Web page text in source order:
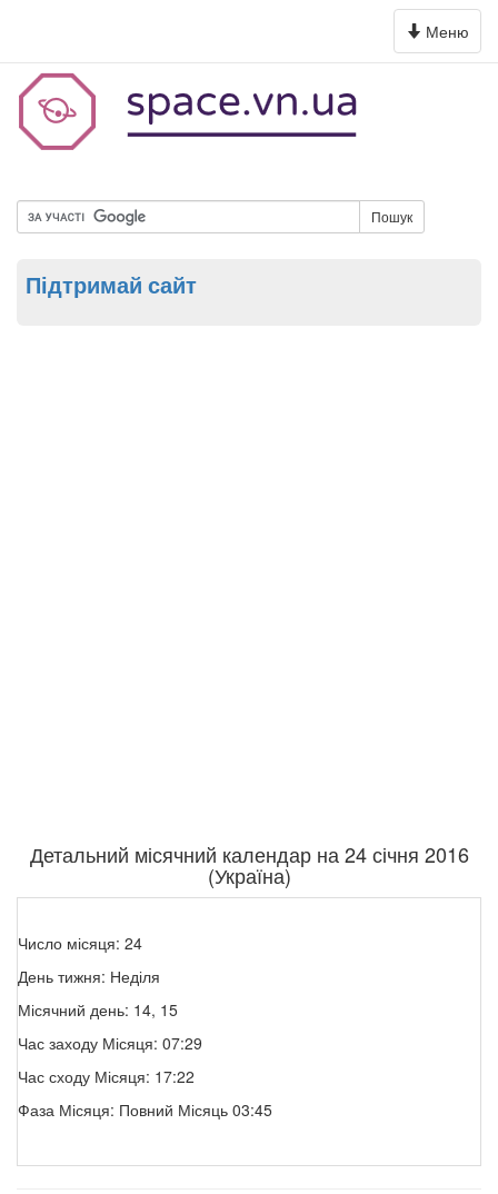
Toggle
navigation
Меню
Пошук
Підтримай сайт
Детальний місячний календар на 24 січня 2016
(Україна)
Число місяця: 24
День тижня: Неділя
Місячний день: 14, 15
Час заходу Місяця: 07:29
Час сходу Місяця: 17:22
Фаза Місяця: Повний Місяць 03:45